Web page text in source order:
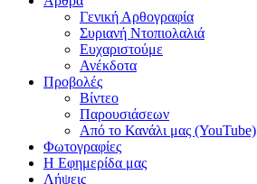
Γενική Αρθογραφία
Συριανή Ντοπιολαλιά
Ευχαριστούμε
Ανέκδοτα
Προβολές
Βίντεο
Παρουσιάσεων
Από το Κανάλι μας (YouTube)
Φωτογραφίες
Η Εφημερίδα μας
Λήψεις